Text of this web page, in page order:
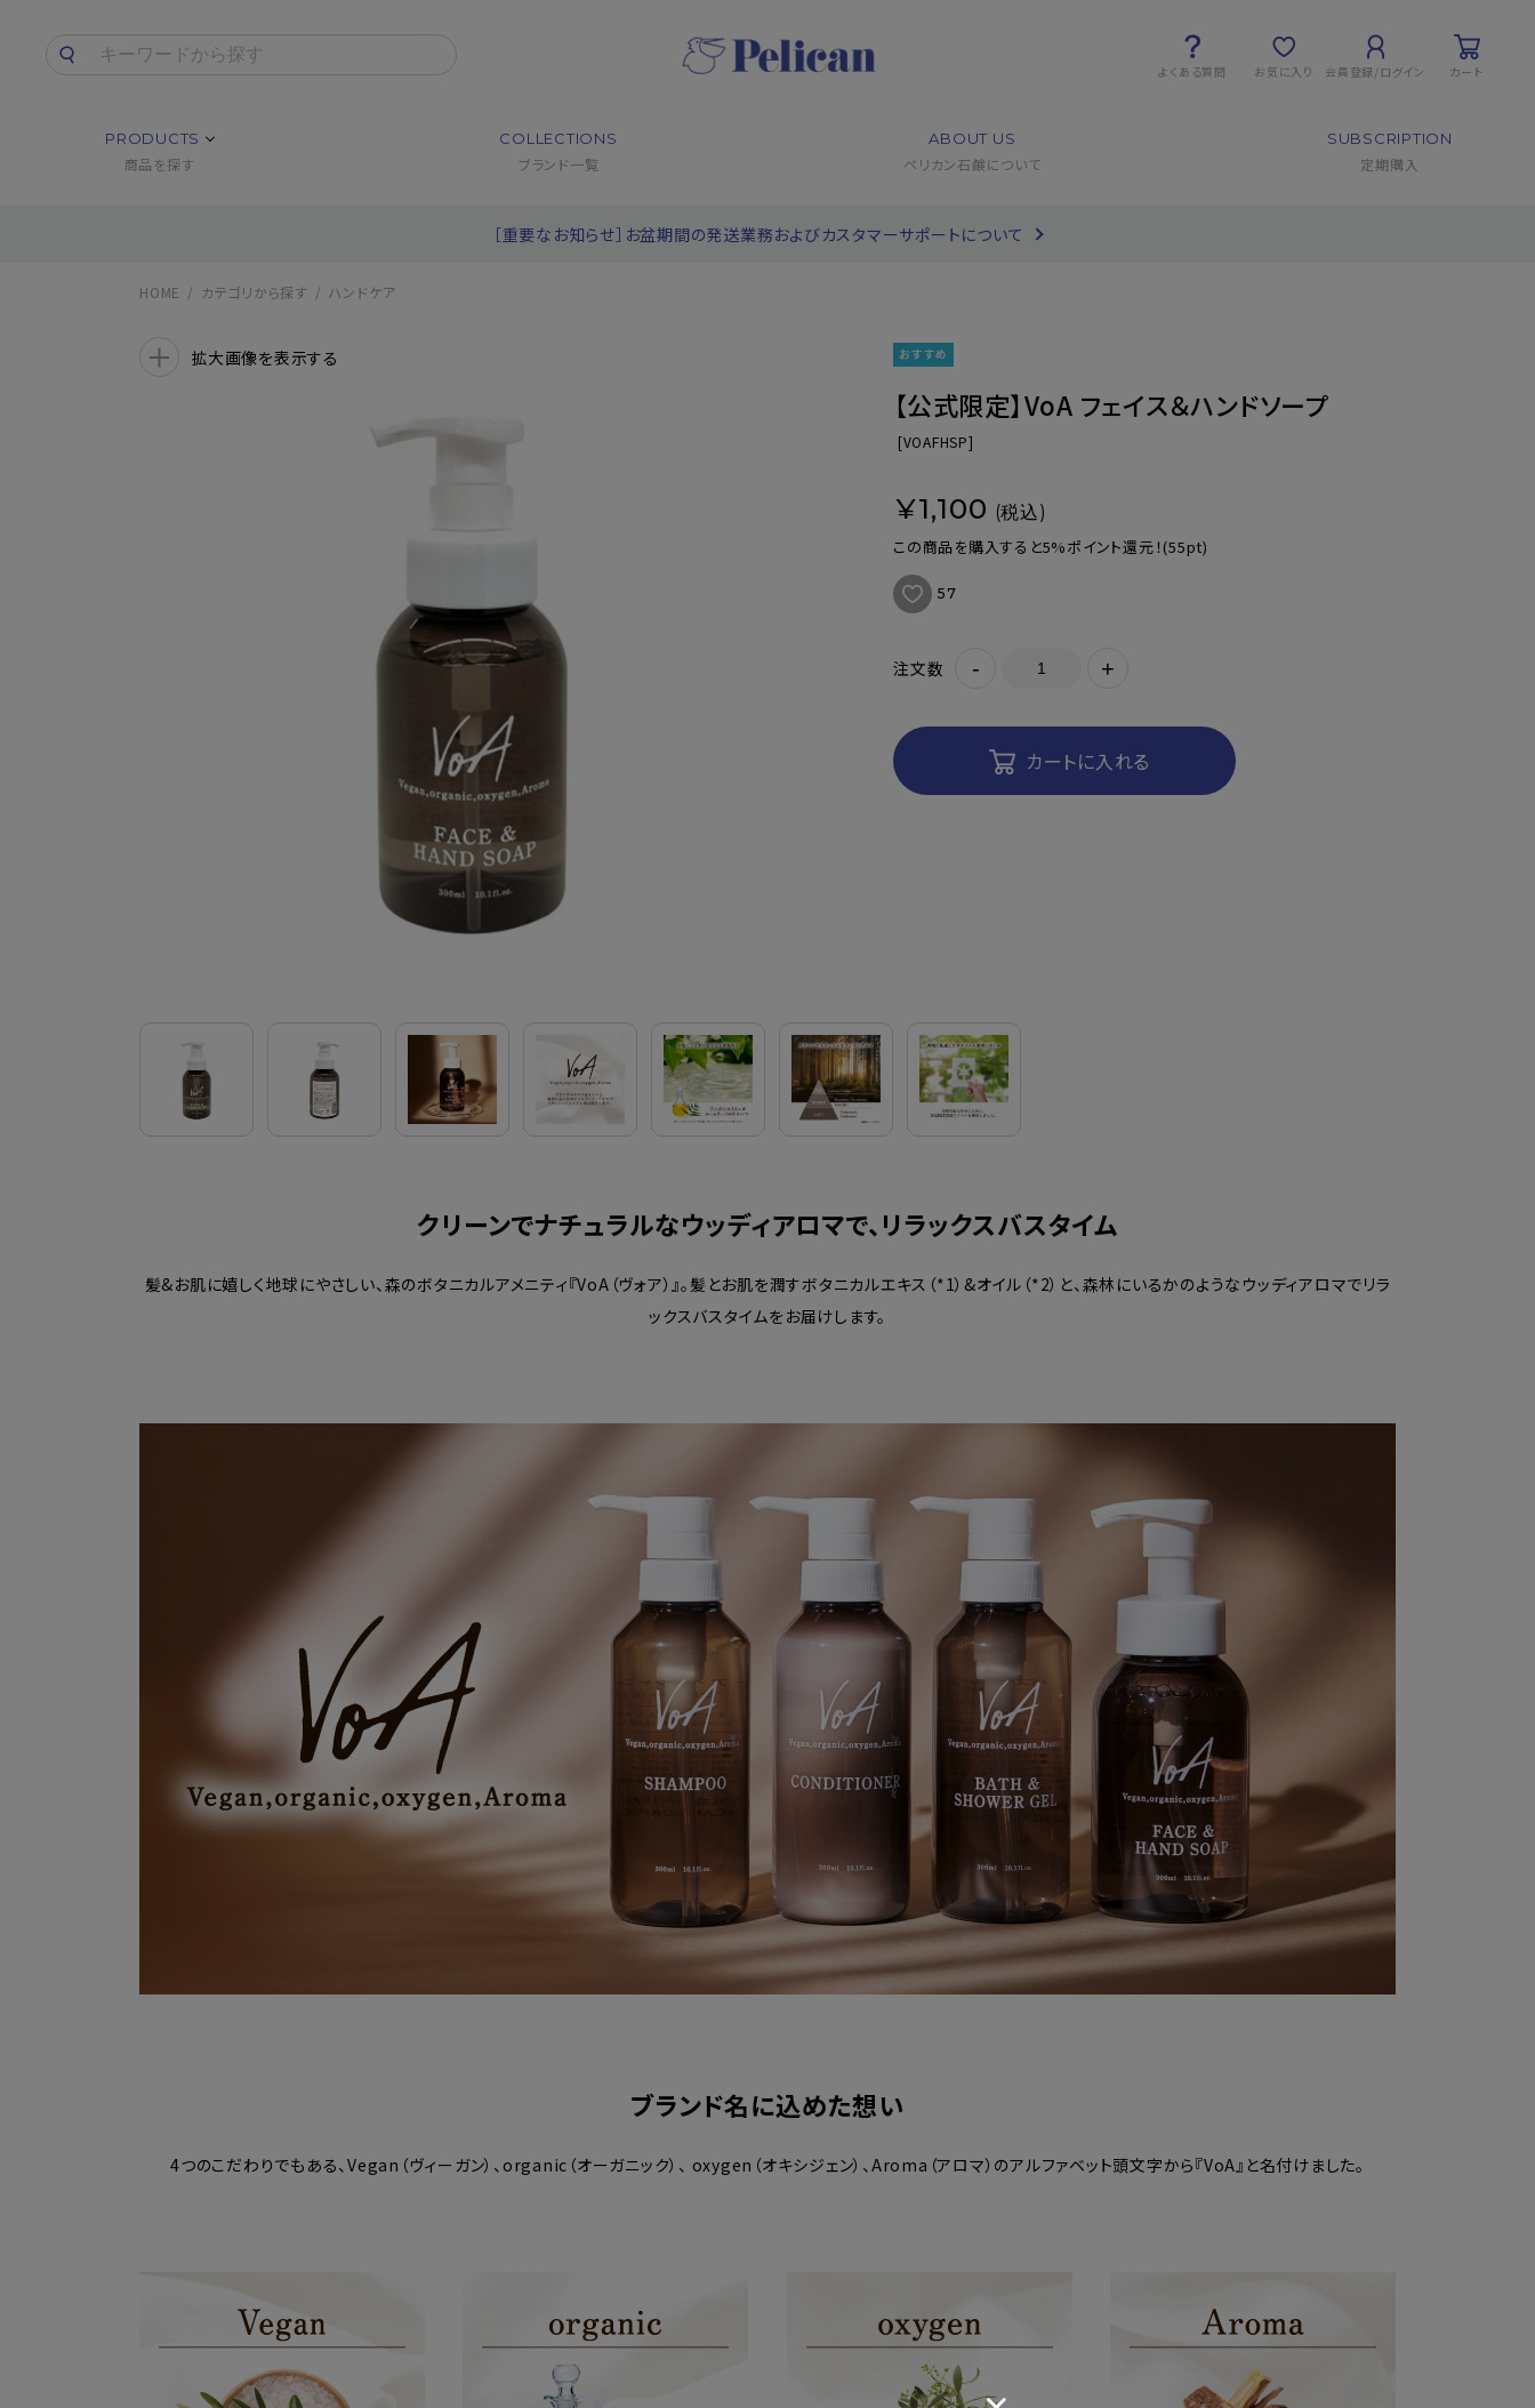
よくある質問 お気に入り 会員登録/ログイン カート
PRODUCTS
商品を探す
COLLECTIONS
ブランド一覧
ABOUT US
ペリカン石鹸について
SUBSCRIPTION
定期購入
［重要なお知らせ］お盆期間の発送業務およびカスタマーサポートについて
HOME カテゴリから探す ハンドケア
拡大画像を表示する
【公式限定】VoA フェイス＆ハンドソープ
[VOAFHSP]
¥1,100 (税込)
この商品を購入すると5%ポイント還元！(55pt)
57
注文数 - +
カートに入れる
クリーンでナチュラルなウッディアロマで、リラックスバスタイム
髪&お肌に嬉しく地球にやさしい、森のボタニカルアメニティ『VoA（ヴォア）』。髪とお肌を潤すボタニカルエキス（*1）&オイル（*2）と、森林にいるかのようなウッディアロマでリラ
ックスバスタイムをお届けします。
ブランド名に込めた想い
4つのこだわりでもある、Vegan（ヴィーガン）、organic（オーガニック）、 oxygen（オキシジェン）、Aroma（アロマ）のアルファベット頭文字から『VoA』と名付けました。